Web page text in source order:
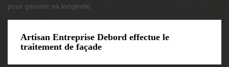
pour garantir sa longévité.
Artisan Entreprise Debord effectue le
traitement de façade